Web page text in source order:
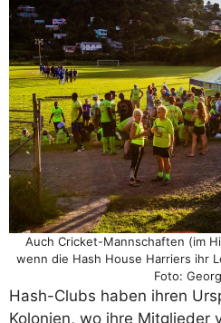
Auch Cricket-Mannschaften (im
wenn die Hash House Harriers ihr
Foto:
Hash-Clubs haben ihren
Kolonien, wo ihre Mitglieder